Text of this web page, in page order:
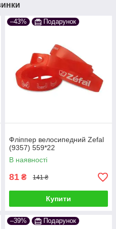
–43% Подарунок
Фліппер велосипедний Zefal
(9357) 559*22
В наявності
81 ₴ 141 ₴
Купити
–39% Подарунок